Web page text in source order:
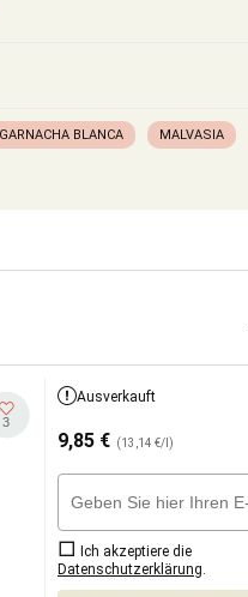
GARNACHA BLANCA MALVASIA
3
Ausverkauft
9,85 € (13,14 €/l)
Ich akzeptiere die
Datenschutzerklärung